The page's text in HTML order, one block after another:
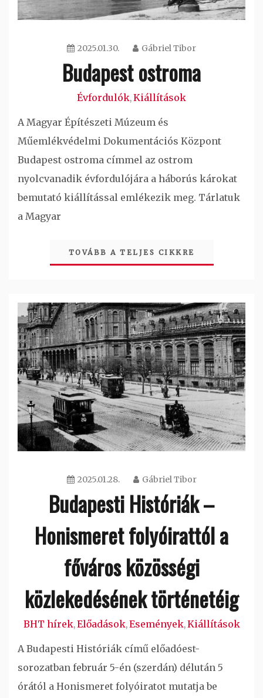
2025.01.30. Gábriel Tibor
Budapest ostroma
Évfordulók,Kiállítások
A Magyar Építészeti Múzeum és
Műemlékvédelmi Dokumentációs Központ
Budapest ostroma címmel az ostrom
nyolcvanadik évfordulójára a háborús károkat
bemutató kiállítással emlékezik meg. Tárlatuk
a Magyar
TOVÁBB A TELJES CIKKRE
2025.01.28. Gábriel Tibor
Budapesti Históriák –
Honismeret folyóirattól a
főváros közösségi
közlekedésének történetéig
BHT hírek,Előadások,Események,Kiállítások
A Budapesti Históriák című előadóest-
sorozatban február 5-én (szerdán) délután 5
órától a Honismeret folyóiratot mutatja be